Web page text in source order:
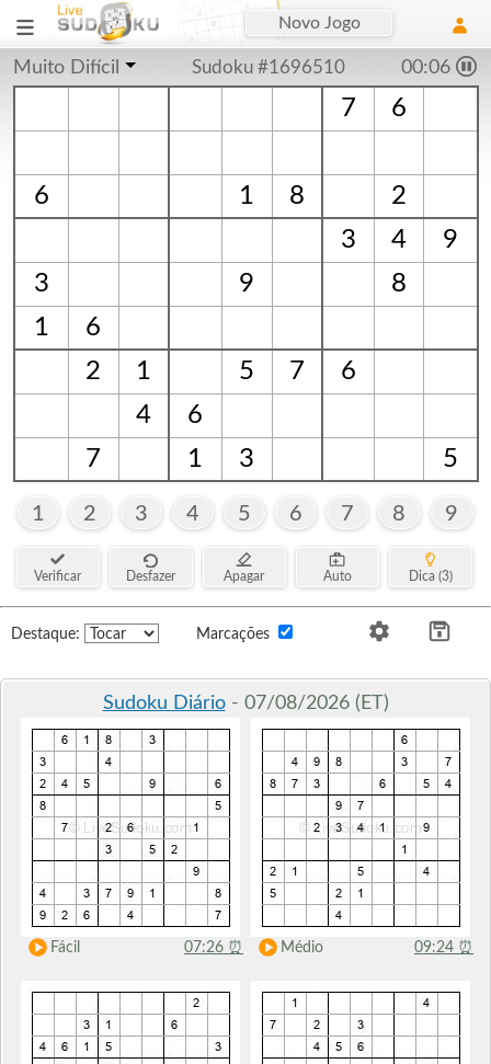
Novo Jogo
Muito Difícil Sudoku #1696510 00:06
7 6
6 1 8
2
3
4
9
3
9
8
1
6
2
1 5 7
6
4
6
7
1 3 5
1 2 3 4 5 6 7 8 9
Verificar Desfazer Apagar Auto Dica (3)
Destaque: Marcações
Sudoku Diário- 07/08/2026 (ET)
Fácil 07:26 ⏰ Médio 09:24 ⏰